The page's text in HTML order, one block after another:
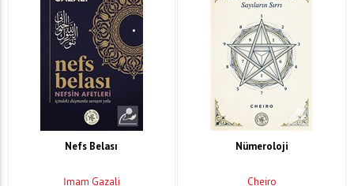
Nefs Belası
İmam Gazali
Nümeroloji
Cheiro